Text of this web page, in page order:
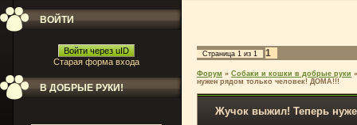
ВОЙТИ
Войти через uID
Старая форма входа
В ДОБРЫЕ РУКИ!
Страница 1 из 1 1
Форум » Собаки и кошки в добрые руки »
нужен рядом только человек! ДОМА!!!
Жучок выжил! Теперь